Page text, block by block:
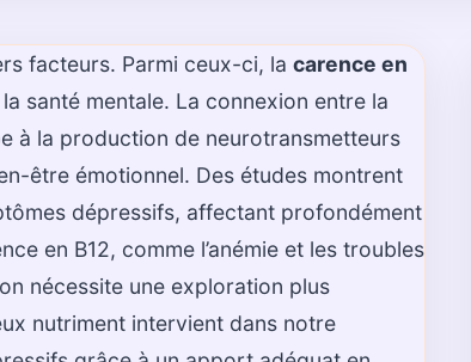
facteurs. Parmi ceux-ci, la carence en
santé mentale. La connexion entre la
à la production de neurotransmetteurs
être émotionnel. Des études montrent
dépressifs, affectant profondément
en B12, comme l’anémie et les troubles
nécessite une exploration plus
nutriment intervient dans notre